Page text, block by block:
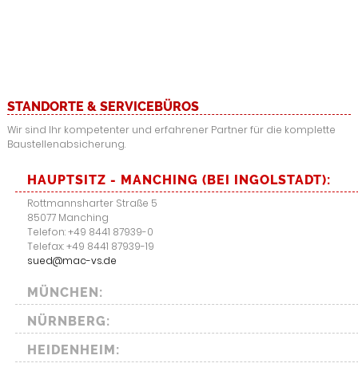
STANDORTE & SERVICEBÜROS
Wir sind Ihr kompetenter und erfahrener Partner für die komplette
Baustellenabsicherung.
HAUPTSITZ - MANCHING (BEI INGOLSTADT):
Rottmannsharter Straße 5
85077 Manching
Telefon: +49 8441 87939-0
Telefax: +49 8441 87939-19
sued@mac-vs.de
MÜNCHEN:
NÜRNBERG:
HEIDENHEIM: